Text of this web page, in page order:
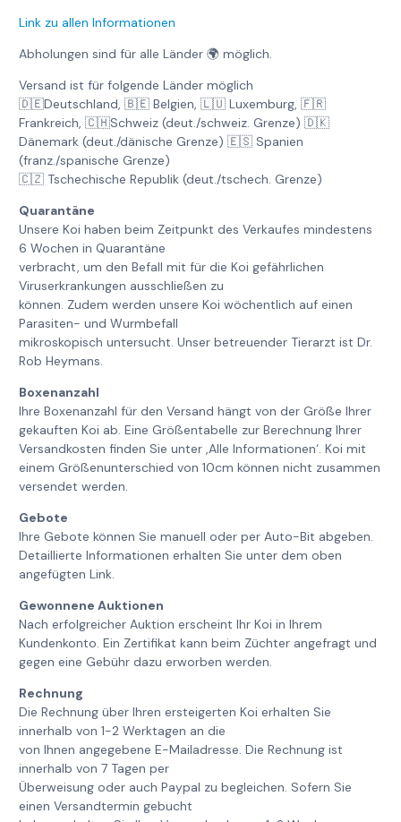
Link zu allen Informationen
Abholungen sind für alle Länder 🌍 möglich.
Versand ist für folgende Länder möglich
🇩🇪Deutschland, 🇧🇪 Belgien, 🇱🇺 Luxemburg, 🇫🇷
Frankreich, 🇨🇭Schweiz (deut./schweiz. Grenze) 🇩🇰
Dänemark (deut./dänische Grenze) 🇪🇸 Spanien
(franz./spanische Grenze)
🇨🇿 Tschechische Republik (deut./tschech. Grenze)
Quarantäne
Unsere Koi haben beim Zeitpunkt des Verkaufes mindestens
6 Wochen in Quarantäne
verbracht, um den Befall mit für die Koi gefährlichen
Viruserkrankungen ausschließen zu
können. Zudem werden unsere Koi wöchentlich auf einen
Parasiten- und Wurmbefall
mikroskopisch untersucht. Unser betreuender Tierarzt ist Dr.
Rob Heymans.
Boxenanzahl
Ihre Boxenanzahl für den Versand hängt von der Größe Ihrer
gekauften Koi ab. Eine Größentabelle zur Berechnung Ihrer
Versandkosten finden Sie unter ‚Alle Informationen‘. Koi mit
einem Größenunterschied von 10cm können nicht zusammen
versendet werden.
Gebote
Ihre Gebote können Sie manuell oder per Auto-Bit abgeben.
Detaillierte Informationen erhalten Sie unter dem oben
angefügten Link.
Gewonnene Auktionen
Nach erfolgreicher Auktion erscheint Ihr Koi in Ihrem
Kundenkonto. Ein Zertifikat kann beim Züchter angefragt und
gegen eine Gebühr dazu erworben werden.
Rechnung
Die Rechnung über Ihren ersteigerten Koi erhalten Sie
innerhalb von 1-2 Werktagen an die
von Ihnen angegebene E-Mailadresse. Die Rechnung ist
innerhalb von 7 Tagen per
Überweisung oder auch Paypal zu begleichen. Sofern Sie
einen Versandtermin gebucht